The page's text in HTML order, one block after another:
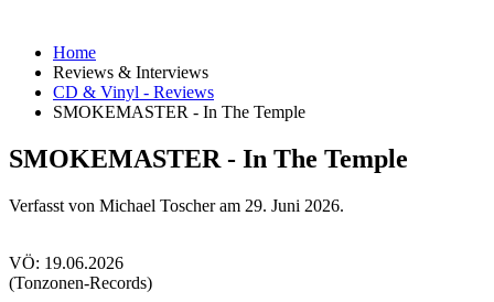
Home
Reviews & Interviews
CD & Vinyl - Reviews
SMOKEMASTER - In The Temple
SMOKEMASTER - In The Temple
Verfasst von Michael Toscher am 29. Juni 2026.
VÖ: 19.06.2026
(Tonzonen-Records)